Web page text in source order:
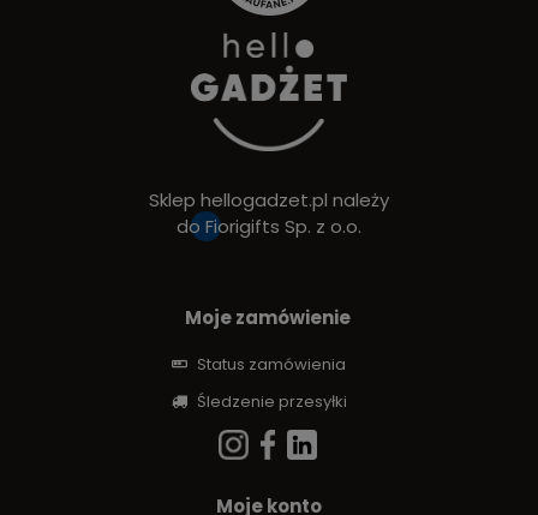
Sklep hellogadzet.pl należy
do Fiorigifts Sp. z o.o.
Moje zamówienie
Status zamówienia
Śledzenie przesyłki
Moje konto